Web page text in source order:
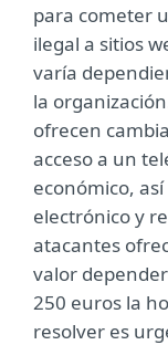
para cometer
ilegal a sitios
varía
la
ofrecen
acceso a un
económico,
electrónico y
atacantes
valor
250 euros la
resolver es